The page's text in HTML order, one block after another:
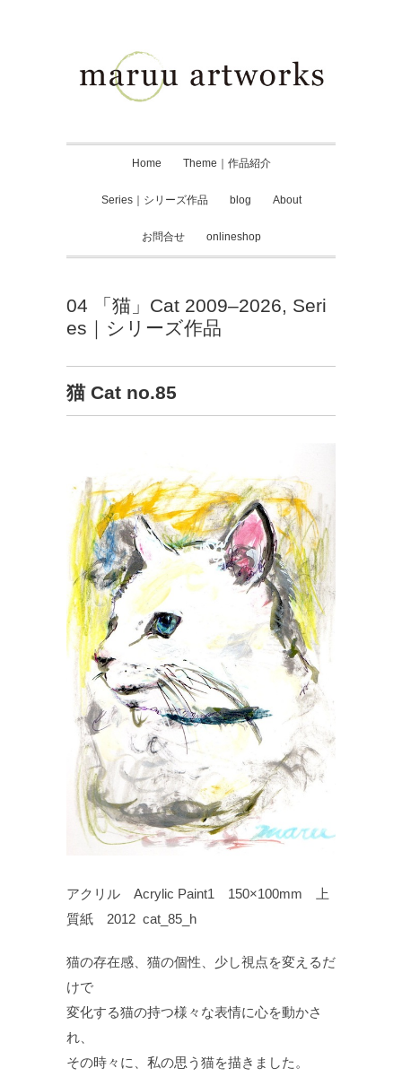
Home Theme｜作品紹介
Series｜シリーズ作品 blog About
お問合せ onlineshop
04 「猫」Cat 2009–2026, Seri
es｜シリーズ作品
猫 Cat no.85
アクリル Acrylic Paint1 150×100mm 上
質紙 2012 cat_85_h
猫の存在感、猫の個性、少し視点を変えるだ
けで
変化する猫の持つ様々な表情に心を動かさ
れ、
その時々に、私の思う猫を描きました。